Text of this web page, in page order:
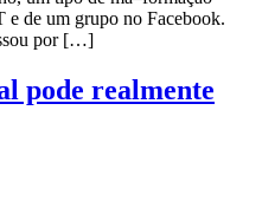
e de um grupo no Facebook.
por […]
pode realmente